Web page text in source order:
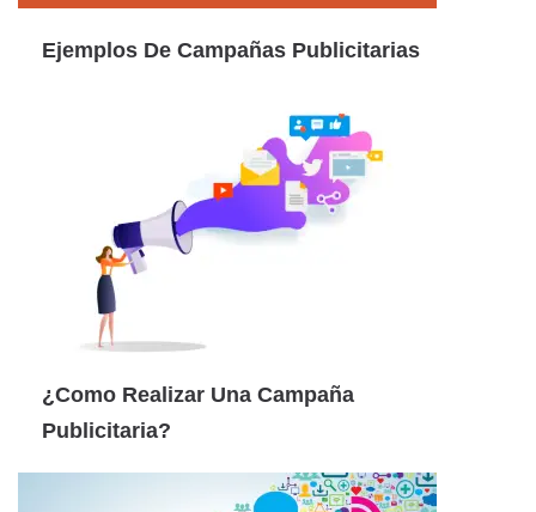
Ejemplos De Campañas Publicitarias
¿Como Realizar Una Campaña
Publicitaria?